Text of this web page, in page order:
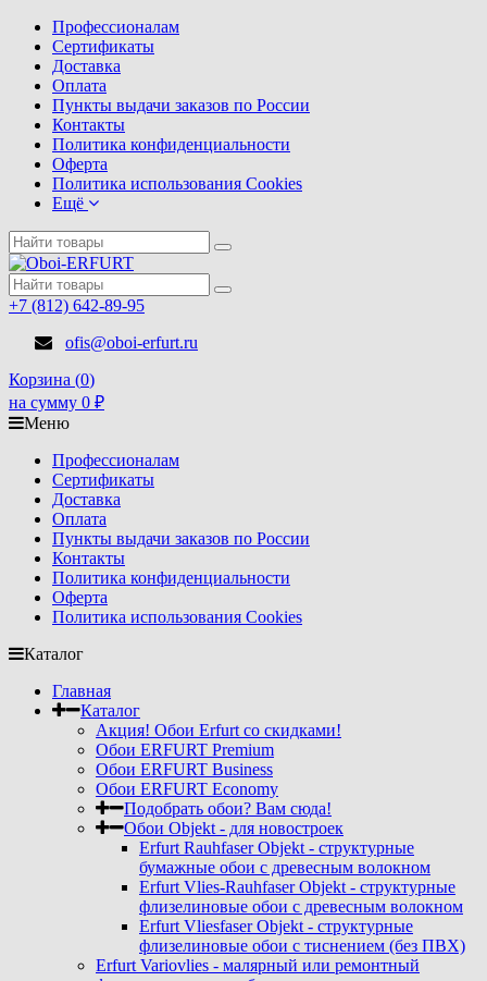
Профессионалам
Сертификаты
Доставка
Оплата
Пункты выдачи заказов по России
Контакты
Политика конфиденциальности
Оферта
Политика использования Cookies
Ещё
+7 (812) 642-89-95
ofis@oboi-erfurt.ru
Корзина (0)
на сумму 0 ₽
Меню
Профессионалам
Сертификаты
Доставка
Оплата
Пункты выдачи заказов по России
Контакты
Политика конфиденциальности
Оферта
Политика использования Cookies
Каталог
Главная
Каталог
Акция! Обои Erfurt со скидками!
Обои ERFURT Premium
Обои ERFURT Business
Обои ERFURT Economy
Подобрать обои? Вам сюда!
Обои Objekt - для новостроек
Erfurt Rauhfaser Objekt - cтруктурные
бумажные обои с древесным волокном
Erfurt Vlies-Rauhfaser Objekt - структурные
флизелиновые обои с древесным волокном
Erfurt Vliesfaser Objekt - структурные
флизелиновые обои с тиснением (без ПВХ)
Erfurt Variovlies - малярный или ремонтный